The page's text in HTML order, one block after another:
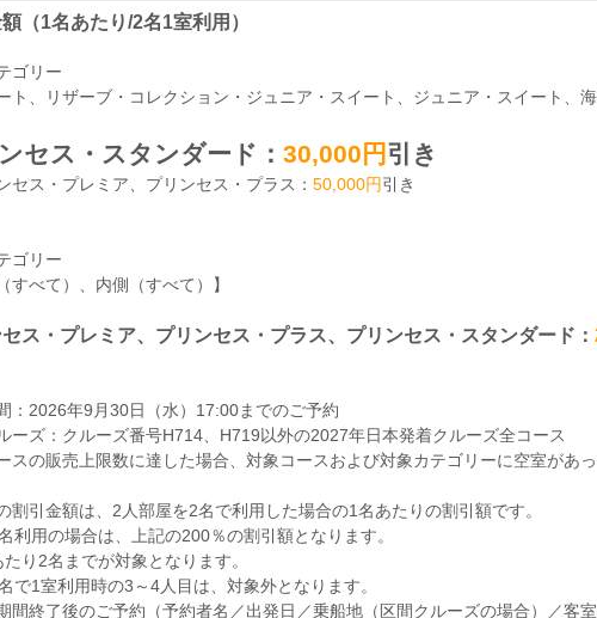
（1名あたり/2名1室利用）
ゴリー
ト、リザーブ・コレクション・ジュニア・スイート、ジュニア・スイート、
セス・スタンダード： 30,000円 引き
セス・プレミア、プリンセス・プラス： 50,000円引き
ゴリー
すべて）、内側（すべて）】
ス・プレミア、プリンセス・プラス、プリンセス・スタンダード：
：2026年9月30日（水）17:00までのご予約
ーズ：クルーズ番号H714、H719以外の2027年日本発着クルーズ全コース
スの販売上限数に達した場合、対象コースおよび対象カテゴリーに空室があ
割引金額は、2人部屋を2名で利用した場合の1名あたりの割引額です。
利用の場合は、上記の200％の割引額となります。
り2名までが対象となります。
で1室利用時の3～4人目は、対象外となります。
間終了後のご予約（予約者名／出発日／乗船地（区間クルーズの場合）／客